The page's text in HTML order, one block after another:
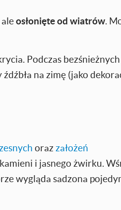
aleosłonięte od wiatrów.
Podczas bezśnieżnych
na zimę (jako
oraz założeń
i jasnego żwirku.
wygląda sadzona